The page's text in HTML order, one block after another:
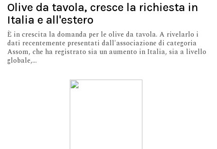
Olive da tavola, cresce la richiesta in
Italia e all'estero
È in crescita la domanda per le olive da tavola. A rivelarlo i
dati recentemente presentati dall'associazione di categoria
Assom, che ha registrato sia un aumento in Italia, sia a livello
globale,...